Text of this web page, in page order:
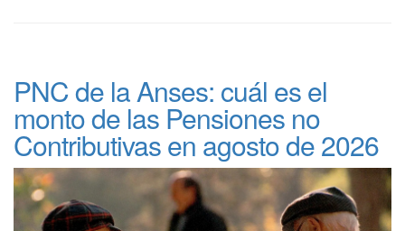
PNC de la Anses: cuál es el
monto de las Pensiones no
Contributivas en agosto de 2026